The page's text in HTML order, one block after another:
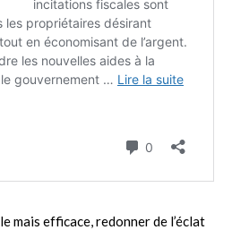
mais efficace, redonner de l’éclat